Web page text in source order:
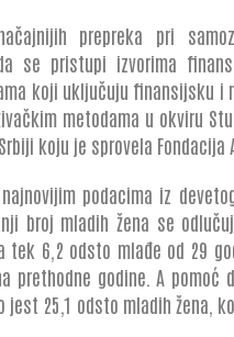
prepreka pri
se pristupi izvorima
koji uključuju finansijsku i
metodama u okviru
koju je sprovela Fondacija
podacima iz
broj mladih žena se
tek 6,2 odsto mlađe od 29
prethodne godine. A
jest 25,1 odsto mladih žena,